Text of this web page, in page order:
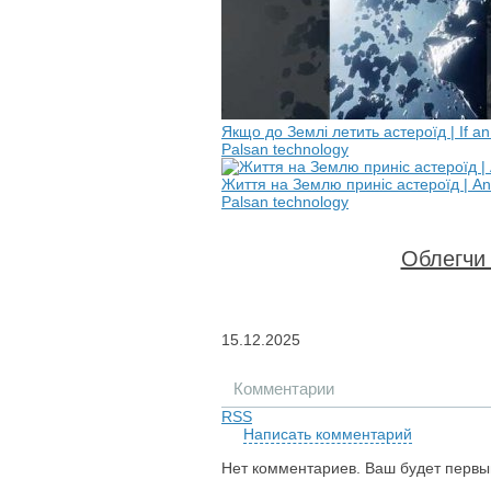
Якщо до Землі летить астероїд | If
Palsan technology
Життя на Землю приніс астероїд |
Palsan technology
15.12.2025
Комментарии
RSS
Написать комментарий
Нет комментариев. Ваш будет